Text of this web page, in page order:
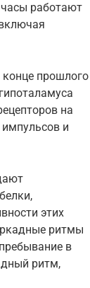
часы работают
прошлого
на
и
этих
ритмы
в
ритм,